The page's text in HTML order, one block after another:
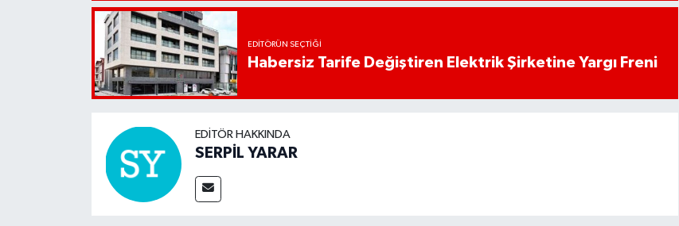
EDITÖRÜN SEÇTIĞI
Habersiz Tarife Değiştiren Elektrik Şirketine Yargı Freni
EDITÖR HAKKINDA
SERPİL YARAR